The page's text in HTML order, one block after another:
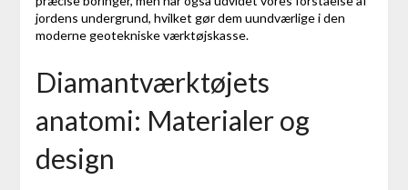
jordens undergrund, hvilket gør dem uundværlige i den
moderne geotekniske værktøjskasse.
Diamantværktøjets
anatomi: Materialer og
design